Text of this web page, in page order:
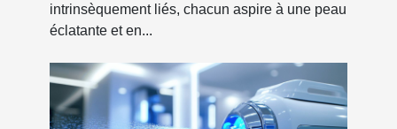
intrinsèquement liés, chacun aspire à une peau
éclatante et en...